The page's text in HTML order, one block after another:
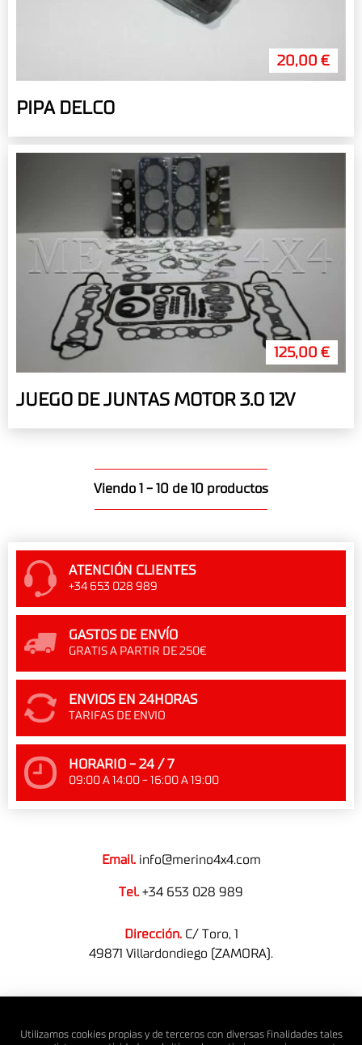
20,00 €
PIPA DELCO
125,00 €
JUEGO DE JUNTAS MOTOR 3.0 12V
Viendo 1 - 10 de 10 productos
ATENCIÓN CLIENTES
+34 653 028 989
GASTOS DE ENVÍO
GRATIS A PARTIR DE 250€
ENVIOS EN 24HORAS
TARIFAS DE ENVIO
HORARIO - 24 / 7
09:00 A 14:00 - 16:00 A 19:00
Email. info@merino4x4.com
Tel. +34 653 028 989
Dirección.C/ Toro, 1
49871 Villardondiego (ZAMORA).
© MERINO 4X4 S.L. Todos los derechos reservados.
Utilizamos cookies propias y de terceros con diversas finalidades tales